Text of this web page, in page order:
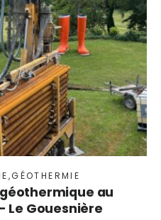
,GÉOTHERMIE
au
Le Gouesnière